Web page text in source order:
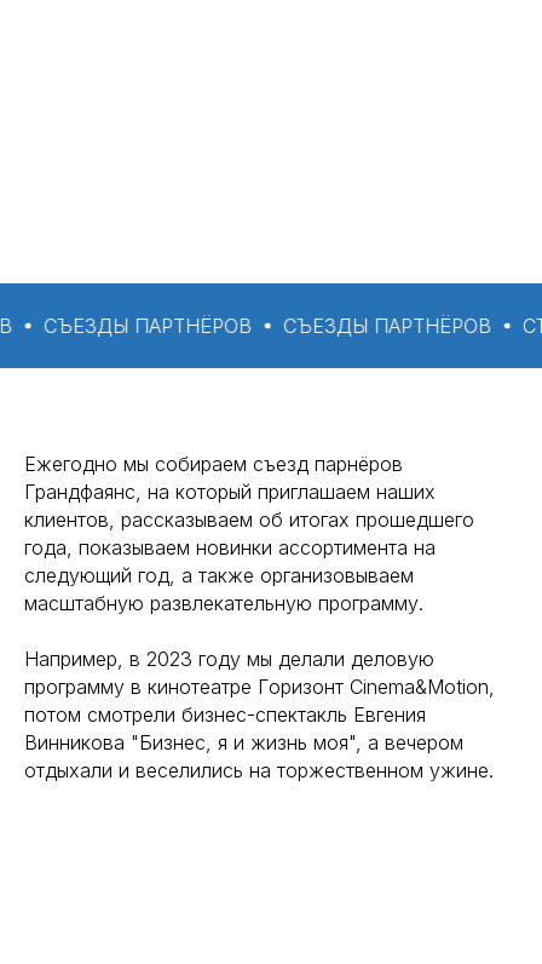
ПАРТНЁРОВ СЪЕЗДЫ ПАРТНЁРОВ
Ежегодно мы собираем съезд парнёров
Грандфаянс, на который приглашаем наших
клиентов, рассказываем об итогах прошедшего
года, показываем новинки ассортимента на
следующий год, а также организовываем
масштабную развлекательную программу.
Например, в 2023 году мы делали деловую
программу в кинотеатре Горизонт Cinema&Motion,
потом смотрели бизнес-спектакль Евгения
Винникова "Бизнес, я и жизнь моя", а вечером
отдыхали и веселились на торжественном ужине.